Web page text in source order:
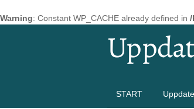
Warning: Constant WP_CACHE already defined in /
START